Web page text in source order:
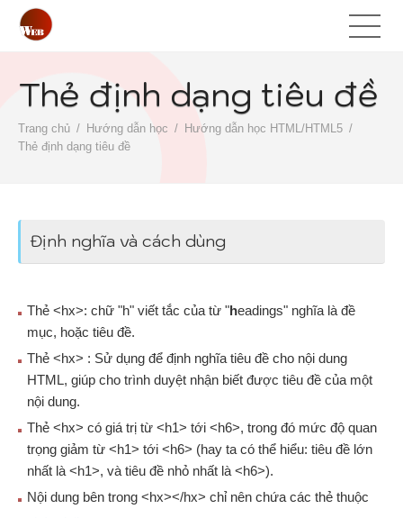
Thẻ định dạng tiêu đề
Trang chủ Hướng dẫn học
Hướng dẫn học HTML/HTML5
Thẻ định dạng tiêu đề
Định nghĩa và cách dùng
Thẻ <hx>: chữ "h" viết tắc của từ "headings" nghĩa là đề
mục, hoặc tiêu đề.
Thẻ <hx> : Sử dụng để định nghĩa tiêu đề cho nội dung
HTML, giúp cho trình duyệt nhận biết được tiêu đề của một
nội dung.
Thẻ <hx> có giá trị từ <h1> tới <h6>, trong đó mức độ quan
trọng giảm từ <h1> tới <h6> (hay ta có thể hiểu: tiêu đề lớn
nhất là <h1>, và tiêu đề nhỏ nhất là <h6>).
Nội dung bên trong <hx></hx> chỉ nên chứa các thẻ thuộc